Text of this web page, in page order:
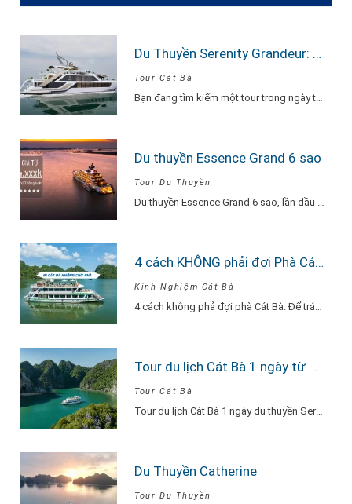
Du Thuyền Serenity Grandeur: Trải Nghiệm Tour Vịnh Lan Hạ 1 Ngày Đẳng Cấp Nhất
Tour Cát Bà
Du thuyền Essence Grand 6 sao
Tour Du Thuyền
4 cách KHÔNG phải đợi Phà Cát Bà
Kinh Nghiệm Cát Bà
Tour du lịch Cát Bà 1 ngày từ Hà Nội Du Thuyền Serenity Explore
Tour Cát Bà
Tour du lịch Cát Bà 1 ngày du thuyền Serenity Explore, đi về trong ngày…
Du Thuyền Catherine
Tour Du Thuyền